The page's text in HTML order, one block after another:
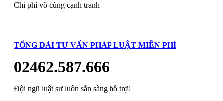
Chi phí vô cùng cạnh tranh
TỔNG ĐÀI TƯ VẤN PHÁP LUẬT MIỄN PHÍ
02462.587.666
Đội ngũ luật sư luôn sẵn sàng hỗ trợ!